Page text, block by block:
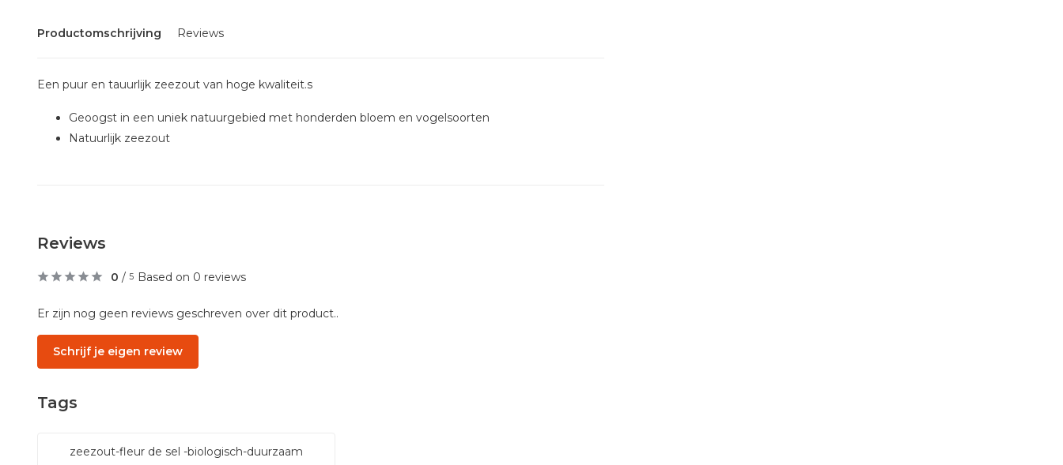
Productomschrijving Reviews
Een puur en tauurlijk zeezout van hoge kwaliteit.s
Geoogst in een uniek natuurgebied met honderden bloem en vogelsoorten
Natuurlijk zeezout
Reviews
0 / 5 Based on 0 reviews
Er zijn nog geen reviews geschreven over dit product..
Schrijf je eigen review
Tags
zeezout-fleur de sel -biologisch-duurzaam